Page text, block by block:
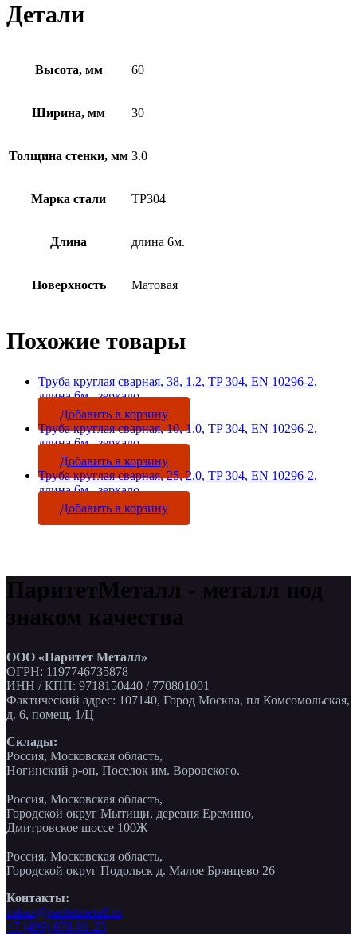
Детали
Высота, мм 60
Ширина, мм 30
Толщина стенки, мм 3.0
Марка стали TP304
Длина длина 6м.
Поверхность Матовая
Похожие товары
Труба круглая сварная, 38, 1.2, TP 304, EN 10296-2,
длина 6м., зеркало
Добавить в корзину
Труба круглая сварная, 10, 1.0, TP 304, EN 10296-2,
длина 6м., зеркало
Добавить в корзину
Труба круглая сварная, 25, 2.0, TP 304, EN 10296-2,
длина 6м., зеркало
Добавить в корзину
ПаритетМеталл - металл под
знаком качества
ООО «Паритет Металл»
ОГРН: 1197746735878
ИНН / КПП: 9718150440 / 770801001
Фактический адрес: 107140, Город Москва, пл Комсомольская,
д. 6, помещ. 1/Ц
Склады:
Россия, Московская область,
Ногинский р-он, Поселок им. Воровского.
Россия, Московская область,
Городской округ Мытищи, деревня Еремино,
Дмитровское шоссе 100Ж
Россия, Московская область,
Городской округ Подольск д. Малое Брянцево 26
Контакты:
zakaz@paritetmetall.ru
+7 (499) 678-01-23